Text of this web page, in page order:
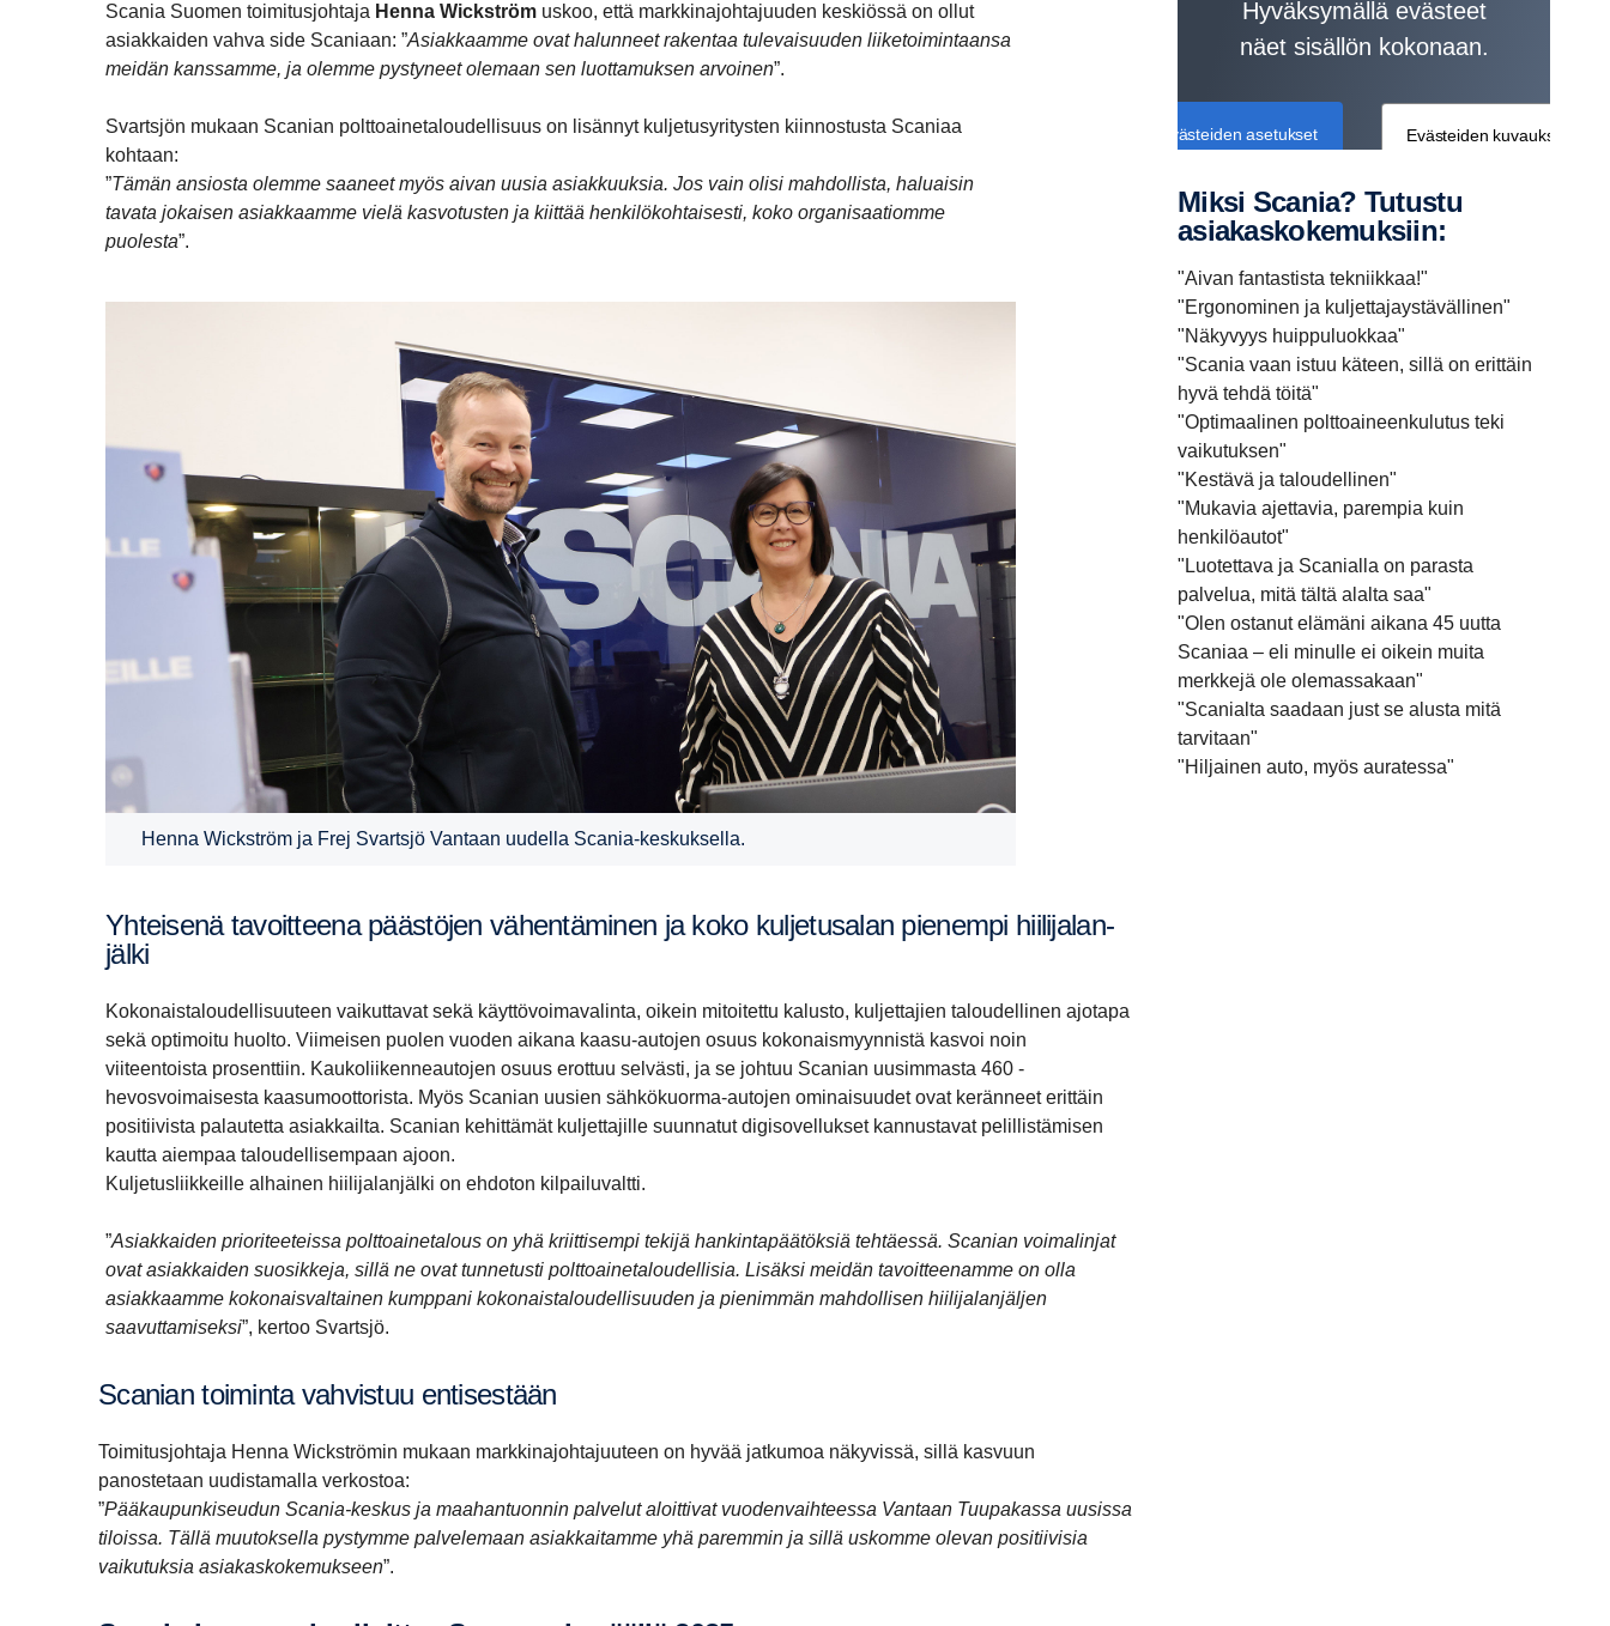
Scania Suomen toimitusjohtaja Henna Wickström uskoo, että markkinajohtajuuden keskiössä on ollut
asiakkaiden vahva side Scaniaan: ”Asiakkaamme ovat halunneet rakentaa tulevaisuuden liiketoimintaansa
meidän kanssamme, ja olemme pystyneet olemaan sen luottamuksen arvoinen”.
Svartsjön mukaan Scanian polttoainetaloudellisuus on lisännyt kuljetusyritysten kiinnostusta Scaniaa
kohtaan:
”Tämän ansiosta olemme saaneet myös aivan uusia asiakkuuksia. Jos vain olisi mahdollista, haluaisin
tavata jokaisen asiakkaamme vielä kasvotusten ja kiittää henkilökohtaisesti, koko organisaatiomme
puolesta”.
Henna Wickström ja Frej Svartsjö Vantaan uudella Scania-keskuksella.
Yhtei­senä tavoit­teena päästöjen vähen­tä­minen ja koko kulje­tusalan pienempi hiili­ja­lan­
jälki
Kokonaistaloudellisuuteen vaikuttavat sekä käyttövoimavalinta, oikein mitoitettu kalusto, kuljettajien taloudellinen ajotapa
sekä optimoitu huolto. Viimeisen puolen vuoden aikana kaasu-autojen osuus kokonaismyynnistä kasvoi noin
viiteentoista prosenttiin. Kaukoliikenneautojen osuus erottuu selvästi, ja se johtuu Scanian uusimmasta 460 -
hevosvoimaisesta kaasumoottorista. Myös Scanian uusien sähkökuorma-autojen ominaisuudet ovat keränneet erittäin
positiivista palautetta asiakkailta. Scanian kehittämät kuljettajille suunnatut digisovellukset kannustavat pelillistämisen
kautta aiempaa taloudellisempaan ajoon.
Kuljetusliikkeille alhainen hiilijalanjälki on ehdoton kilpailuvaltti.
”Asiakkaiden prioriteeteissa polttoainetalous on yhä kriittisempi tekijä hankintapäätöksiä tehtäessä. Scanian voimalinjat
ovat asiakkaiden suosikkeja, sillä ne ovat tunnetusti polttoainetaloudellisia. Lisäksi meidän tavoitteenamme on olla
asiakkaamme kokonaisvaltainen kumppani kokonaistaloudellisuuden ja pienimmän mahdollisen hiilijalanjäljen
saavuttamiseksi”, kertoo Svartsjö.
Scanian toiminta vahvistuu entises­tään
Toimitusjohtaja Henna Wickströmin mukaan markkinajohtajuuteen on hyvää jatkumoa näkyvissä, sillä kasvuun
panostetaan uudistamalla verkostoa:
”Pääkaupunkiseudun Scania-keskus ja maahantuonnin palvelut aloittivat vuodenvaihteessa Vantaan Tuupakassa uusissa
tiloissa. Tällä muutoksella pystymme palvelemaan asiakkaitamme yhä paremmin ja sillä uskomme olevan positiivisia
vaikutuksia asiakaskokemukseen”.
Hyväksymällä evästeet
näet sisällön kokonaan.
Evästeiden asetukset Evästeiden kuvaukset
Miksi Scania? Tutustu
asiakaskokemuksiin:
"Aivan fantastista tekniikkaa!"
"Ergonominen ja kuljettajaystävällinen"
"Näkyvyys huippuluokkaa"
"Scania vaan istuu käteen, sillä on erittäin
hyvä tehdä töitä"
"Optimaalinen polttoaineenkulutus teki
vaikutuksen"
"Kestävä ja taloudellinen"
"Mukavia ajettavia, parempia kuin
henkilöautot"
"Luotettava ja Scanialla on parasta
palvelua, mitä tältä alalta saa"
"Olen ostanut elämäni aikana 45 uutta
Scaniaa – eli minulle ei oikein muita
merkkejä ole olemassakaan"
"Scanialta saadaan just se alusta mitä
tarvitaan"
"Hiljainen auto, myös auratessa"